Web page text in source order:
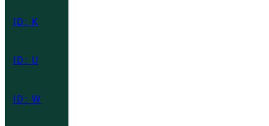
ID: K
ID: U
ID: W